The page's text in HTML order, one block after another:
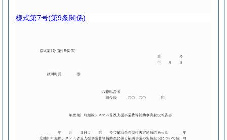
様式第7号(第9条関係)